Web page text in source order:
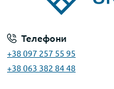
Телефони
+38 097 257 55 95
+38 063 382 84 48